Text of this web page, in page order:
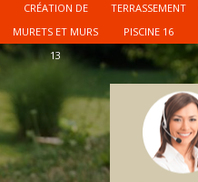
CRÉATION DE
MURETS ET MURS
13
TERRASSEMENT
PISCINE 16